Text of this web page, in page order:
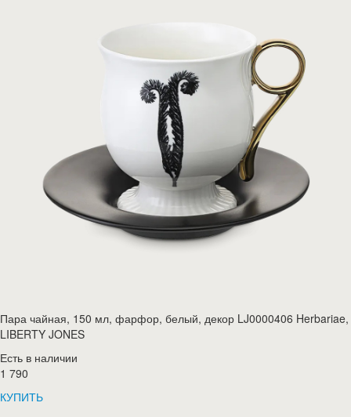
Пара чайная, 150 мл, фарфор, белый, декор LJ0000406 Herbariae,
LIBERTY JONES
Есть в наличии
1 790
КУПИТЬ